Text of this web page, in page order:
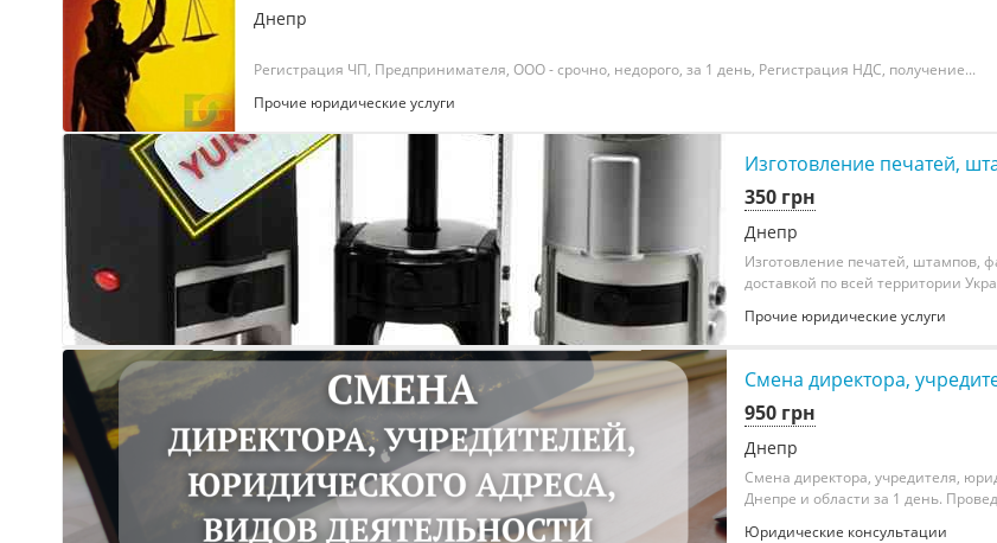
Днепр
Регистрация ЧП, Предпринимателя, ООО - срочно, недорого, за 1 день, Регистрация НДС, получение...
Прочие юридические услуги
Изготовление печатей,
350 грн
Днепр
Изготовление печатей, штампов,
доставкой по всей территории
Прочие юридические услуги
Смена директора,
950 грн
Днепр
Смена директора, учредителя,
Днепре и области за 1 день.
Юридические консультации